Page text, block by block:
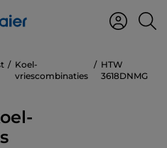
Koel-
vriescombinaties
HTW
3618DNMG